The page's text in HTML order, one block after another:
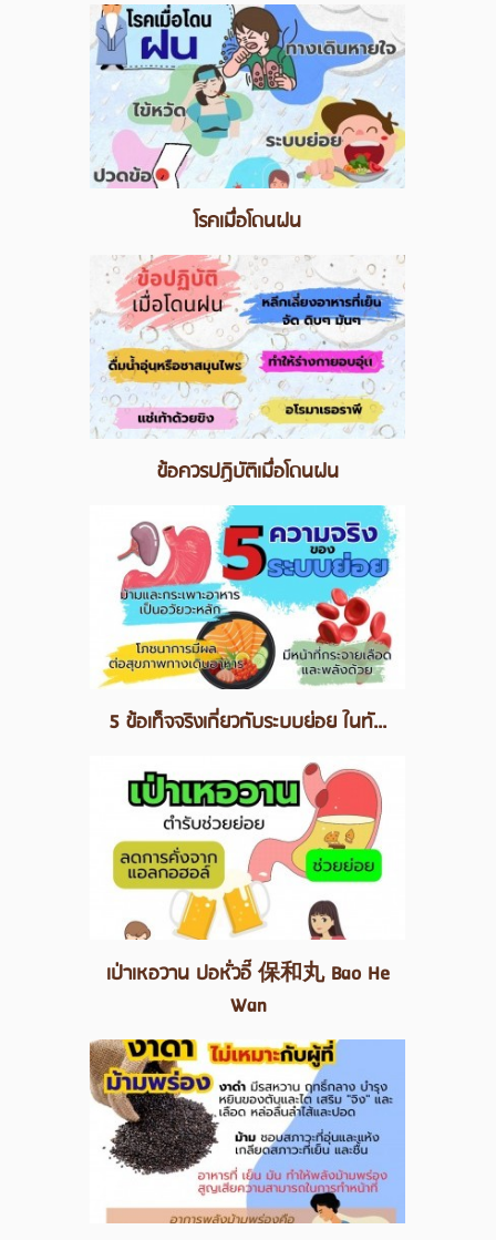
โรคเมื่อโดนฝน
ข้อควรปฏิบัติเมื่อโดนฝน
5 ข้อเท็จจริงเกี่ยวกับระบบย่อย ในทั...
เป่าเหอวาน ปอหั่วอี๊ 保和丸 Bao He
Wan